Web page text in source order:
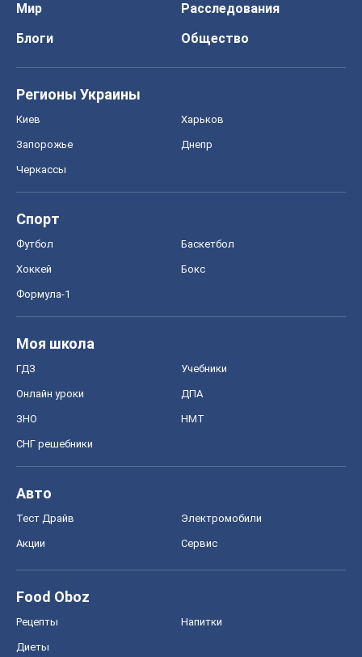
Мир
Расследования
Блоги
Общество
Регионы Украины
Киев Харьков
Запорожье Днепр
Черкассы
Спорт
Футбол Баскетбол
Хоккей Бокс
Формула-1
Моя школа
ГДЗ Учебники
Онлайн уроки ДПА
ЗНО НМТ
СНГ решебники
Авто
Тест Драйв Электромобили
Акции Сервис
Food Oboz
Рецепты Напитки
Диеты